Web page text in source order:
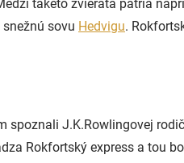
takéto zvieratá patria
sovu Hedvigu.
J.K.Rowlingovej
Rokfortský express a tou